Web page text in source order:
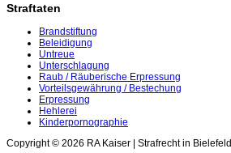
Straftaten
Brandstiftung
Beleidigung
Untreue
Unterschlagung
Raub / Räuberische Erpressung
Vorteilsgewährung / Bestechung
Erpressung
Hehlerei
Kinderpornographie
Copyright © 2026 RA Kaiser | Strafrecht in Bielefeld